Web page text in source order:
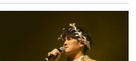
年再度登上大型場館舞台，同時也
支持。演出結束後，曹格透過社群平
貼文，分享現場照片與影片，記錄
中一則貼文卻因打字失誤引發關